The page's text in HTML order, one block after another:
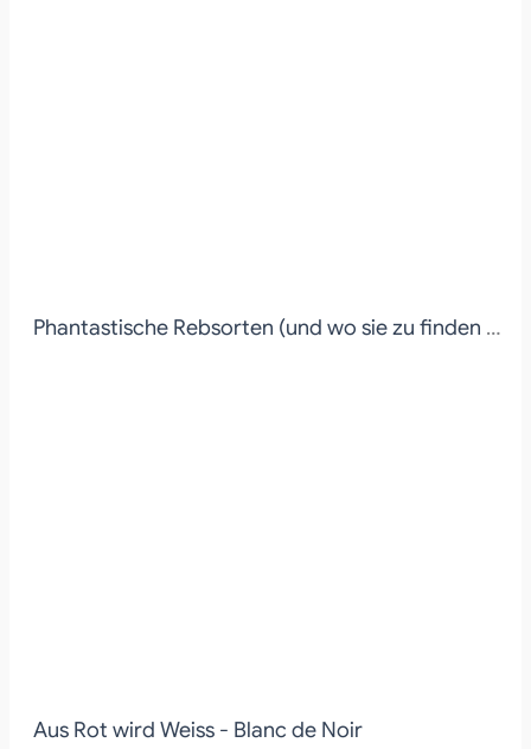
Phantastische Rebsorten (und wo sie zu finden sind)
Aus Rot wird Weiss - Blanc de Noir